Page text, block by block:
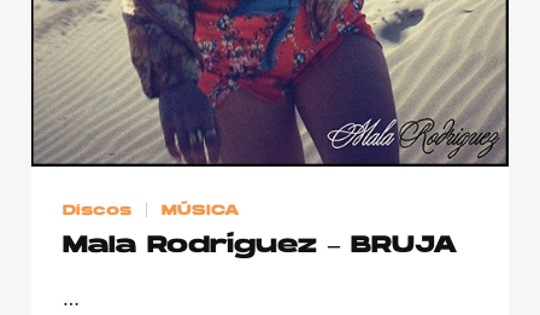
Aviso Legal
© 2015-2022 UMOMAG. PROPIEDAD DE UMO agency. TODOS LOS
DERECHOS RESERVADOS.
Discos MÚSICA
Mala Rodríguez – BRUJA
…